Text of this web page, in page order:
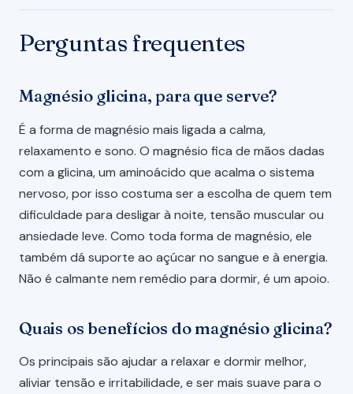
Perguntas frequentes
Magnésio glicina, para que serve?
É a forma de magnésio mais ligada a calma,
relaxamento e sono. O magnésio fica de mãos dadas
com a glicina, um aminoácido que acalma o sistema
nervoso, por isso costuma ser a escolha de quem tem
dificuldade para desligar à noite, tensão muscular ou
ansiedade leve. Como toda forma de magnésio, ele
também dá suporte ao açúcar no sangue e à energia.
Não é calmante nem remédio para dormir, é um apoio.
Quais os benefícios do magnésio glicina?
Os principais são ajudar a relaxar e dormir melhor,
aliviar tensão e irritabilidade, e ser mais suave para o